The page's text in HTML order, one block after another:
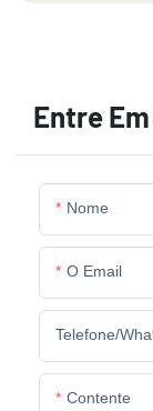
Entre
Nome
O Email
Telefone/
Contente